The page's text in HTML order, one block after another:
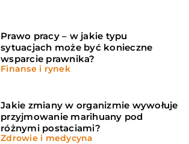
Prawo pracy – w jakie typu
sytuacjach może być konieczne
wsparcie prawnika?
Finanse i rynek
Jakie zmiany w organizmie wywołuje
przyjmowanie marihuany pod
różnymi postaciami?
Zdrowie i medycyna